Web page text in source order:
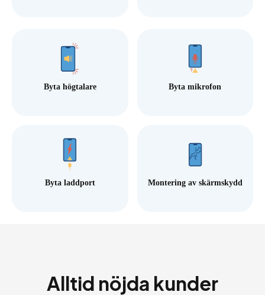
Byta högtalare Byta mikrofon
Byta laddport Montering av skärmskydd
Alltid nöjda kunder